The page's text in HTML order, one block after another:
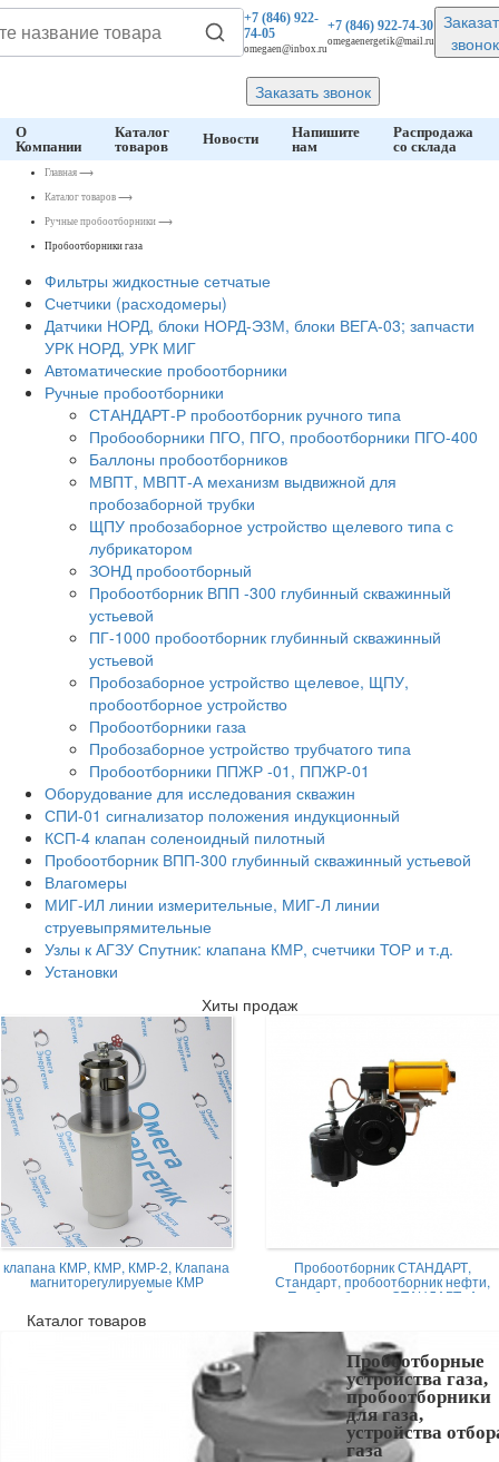
+7 (846)922-
74-05
omegaen@inbox.ru
+7 (846)922-74-30
omegaenergetik@mail.ru
звонок
Заказать звонок
О
Компании
Каталог
товаров
Новости
Напишите
нам
Распродажа
со склада
Главная ⟶
Каталог товаров ⟶
Ручные пробоотборники ⟶
Пробоотборники газа
Фильтры жидкостные сетчатые
Счетчики (расходомеры)
Датчики НОРД, блоки НОРД-Э3М, блоки ВЕГА-03; запчасти
УРК НОРД, УРК МИГ
Автоматические пробоотборники
Ручные пробоотборники
СТАНДАРТ-Р пробоотборник ручного типа
Пробооборники ПГО, ПГО, пробоотборники ПГО-400
Баллоны пробоотборников
МВПТ, МВПТ-А механизм выдвижной для
пробозаборной трубки
ЩПУ пробозаборное устройство щелевого типа с
лубрикатором
ЗОНД пробоотборный
Пробоотборник ВПП -300 глубинный скважинный
устьевой
ПГ-1000 пробоотборник глубинный скважинный
устьевой
Пробозаборное устройство щелевое, ЩПУ,
пробоотборное устройство
Пробоотборники газа
Пробозаборное устройство трубчатого типа
Пробоотборники ППЖР -01, ППЖР-01
Оборудование для исследования скважин
СПИ-01 сигнализатор положения индукционный
КСП-4 клапан соленоидный пилотный
Пробоотборник ВПП-300 глубинный скважинный устьевой
Влагомеры
МИГ-ИЛ линии измерительные, МИГ-Л линии
струевыпрямительные
Узлы к АГЗУ Спутник: клапана КМР, счетчики ТОР и т.д.
Установки
Хиты продаж
клапана КМР, КМР, КМР-2, Клапана
магниторегулируемые КМР
жидкостной
Пробоотборник СТАНДАРТ,
Стандарт, пробоотборник нефти,
Пробоотборник СТАНДАРТ -А
Каталог товаров
Пробоотборные
устройства газа,
пробоотборники
для газа,
устройства
газа